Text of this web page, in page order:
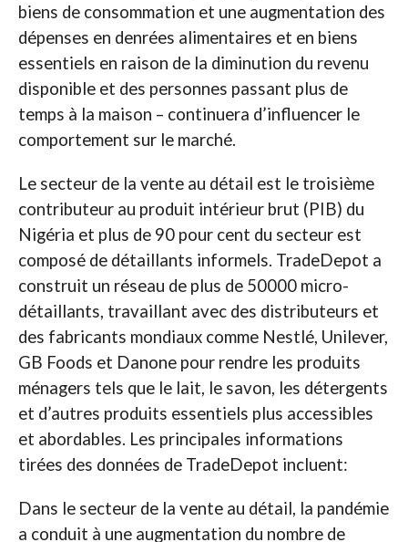
biens de consommation et une augmentation des
dépenses en denrées alimentaires et en biens
essentiels en raison de la diminution du revenu
disponible et des personnes passant plus de
temps à la maison – continuera d’influencer le
comportement sur le marché.
Le secteur de la vente au détail est le troisième
contributeur au produit intérieur brut (PIB) du
Nigéria et plus de 90 pour cent du secteur est
composé de détaillants informels. TradeDepot a
construit un réseau de plus de 50000 micro-
détaillants, travaillant avec des distributeurs et
des fabricants mondiaux comme Nestlé, Unilever,
GB Foods et Danone pour rendre les produits
ménagers tels que le lait, le savon, les détergents
et d’autres produits essentiels plus accessibles
et abordables. Les principales informations
tirées des données de TradeDepot incluent:
Dans le secteur de la vente au détail, la pandémie
a conduit à une augmentation du nombre de